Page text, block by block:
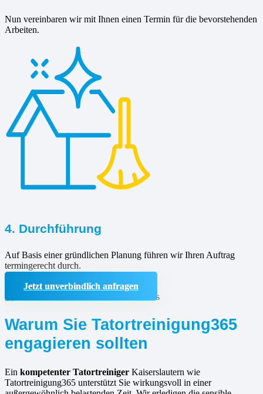
Nun vereinbaren wir mit Ihnen einen Termin für die bevorstehenden
Arbeiten.
4. Durchführung
Auf Basis einer gründlichen Planung führen wir Ihren Auftrag
termingerecht durch.
Jetzt unverbindlich anfragen
Warum Sie Tatortreinigung365
engagieren sollten
Ein kompetenter Tatortreiniger Kaiserslautern wie
Tatortreinigung365 unterstützt Sie wirkungsvoll in einer